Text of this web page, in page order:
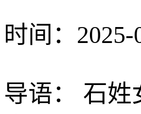
时间：2025-
导语： 石